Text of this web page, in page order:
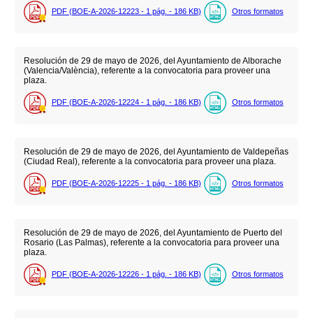
PDF (BOE-A-2026-12223 - 1 pág. - 186 KB) Otros formatos
Resolución de 29 de mayo de 2026, del Ayuntamiento de Alborache
(Valencia/València), referente a la convocatoria para proveer una
plaza.
PDF (BOE-A-2026-12224 - 1 pág. - 186 KB) Otros formatos
Resolución de 29 de mayo de 2026, del Ayuntamiento de Valdepeñas
(Ciudad Real), referente a la convocatoria para proveer una plaza.
PDF (BOE-A-2026-12225 - 1 pág. - 186 KB) Otros formatos
Resolución de 29 de mayo de 2026, del Ayuntamiento de Puerto del
Rosario (Las Palmas), referente a la convocatoria para proveer una
plaza.
PDF (BOE-A-2026-12226 - 1 pág. - 186 KB) Otros formatos